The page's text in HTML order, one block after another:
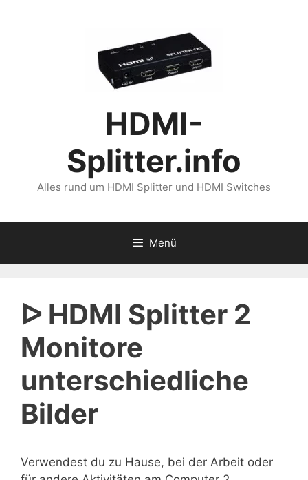
HDMI-
Splitter.info
Alles rund um HDMI Splitter und HDMI Switches
Menü
ᐅ HDMI Splitter 2
Monitore
unterschiedliche
Bilder
Verwendest du zu Hause, bei der Arbeit oder